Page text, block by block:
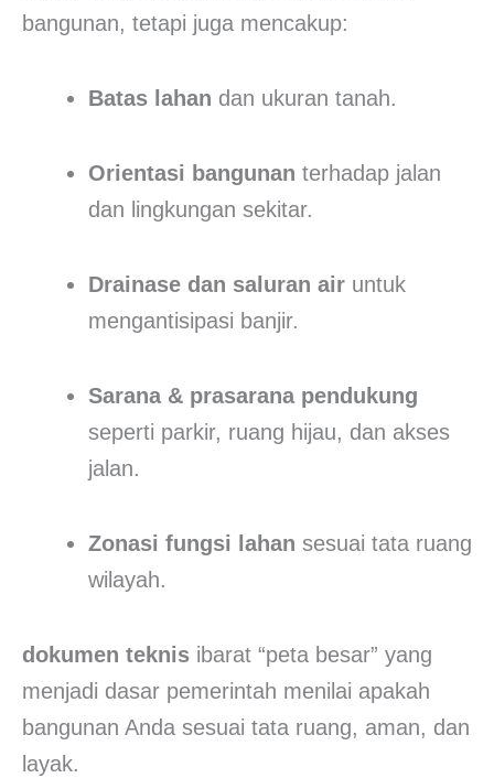
bangunan, tetapi juga mencakup:
Batas lahan dan ukuran tanah.
Orientasi bangunan terhadap jalan
dan lingkungan sekitar.
Drainase dan saluran air untuk
mengantisipasi banjir.
Sarana & prasarana pendukung
seperti parkir, ruang hijau, dan akses
jalan.
Zonasi fungsi lahan sesuai tata ruang
wilayah.
dokumen teknis ibarat “peta besar” yang
menjadi dasar pemerintah menilai apakah
bangunan Anda sesuai tata ruang, aman, dan
layak.